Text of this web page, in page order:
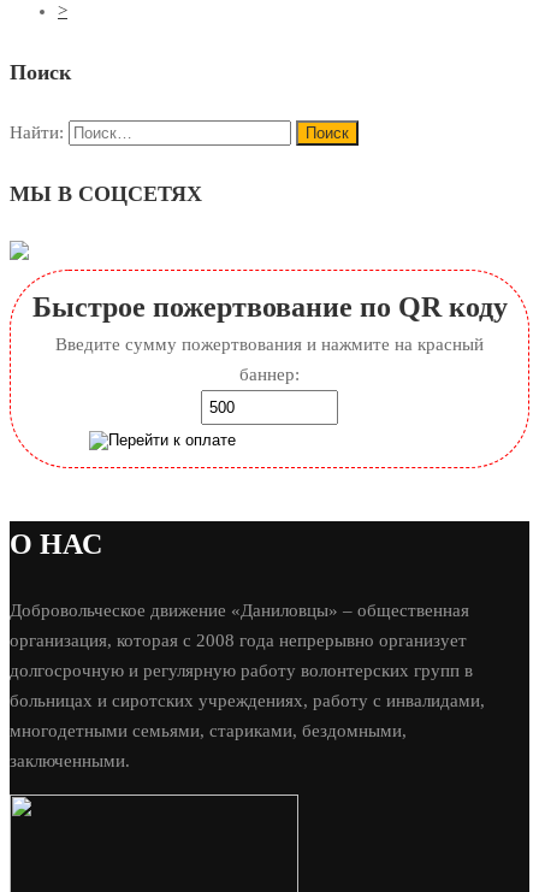
>
Поиск
Найти:
МЫ В СОЦСЕТЯХ
Быстрое пожертвование по QR коду
Введите сумму пожертвования и нажмите на красный
баннер:
О НАС
Добровольческое движение «Даниловцы» – общественная
организация, которая с 2008 года непрерывно организует
долгосрочную и регулярную работу волонтерских групп в
больницах и сиротских учреждениях, работу с инвалидами,
многодетными семьями, стариками, бездомными,
заключенными.